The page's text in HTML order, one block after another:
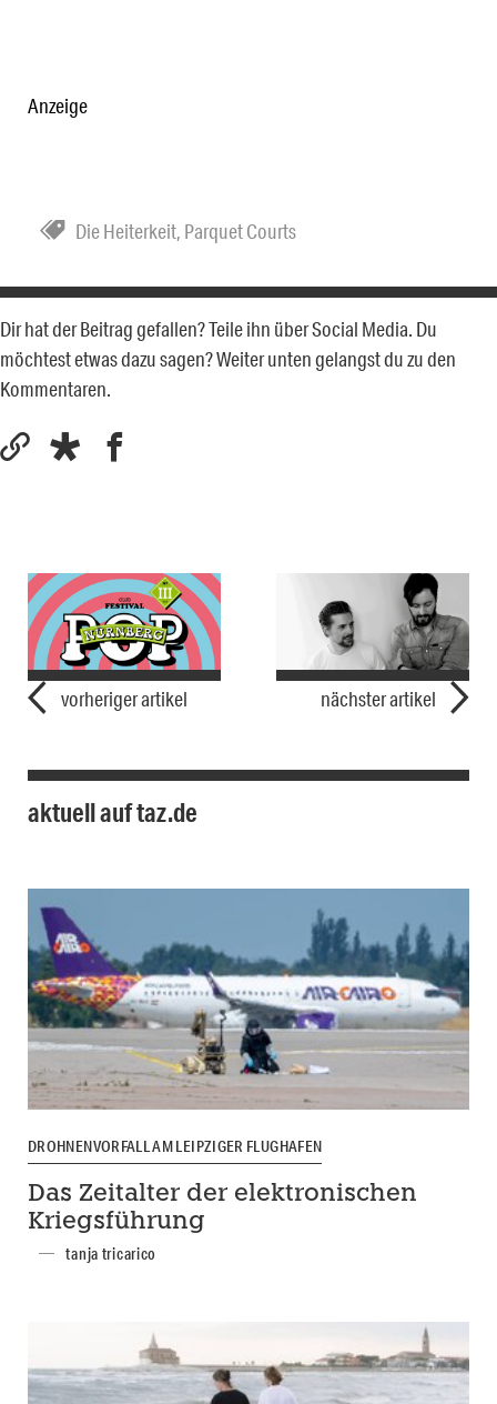
Anzeige
Die Heiterkeit, Parquet Courts
Dir hat der Beitrag gefallen? Teile ihn über Social Media. Du
möchtest etwas dazu sagen? Weiter unten gelangst du zu den
Kommentaren.
vorheriger artikel nächster artikel
aktuell auf taz.de
DROHNENVORFALL AM LEIPZIGER FLUGHAFEN
Das Zeitalter der elektronischen
Kriegsführung
tanja tricarico